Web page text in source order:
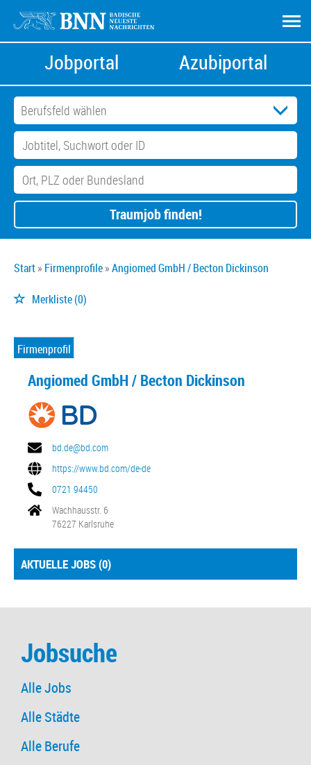
Jobportal Azubiportal
Traumjob finden!
Start Firmenprofile Angiomed GmbH / Becton Dickinson
Merkliste(0)
Firmenprofil
Angiomed GmbH / Becton Dickinson
bd.de@bd.com
https://www.bd.com/de-de
0721 94450
Wachhausstr. 6
76227 Karlsruhe
AKTUELLE JOBS (0)
Jobsuche
Alle Jobs
Alle Städte
Alle Berufe